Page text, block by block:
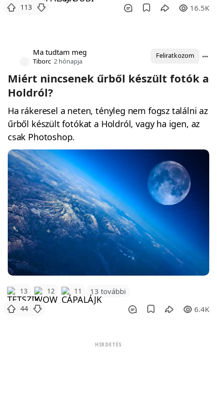
113 16.5K
Ma tudtam meg
Tiborc 2 hónapja
Feliratkozom
Miért nincsenek űrből készült fotók a
Holdról?
Ha rákeresel a neten, tényleg nem fogsz találni az
űrből készült fotókat a Holdról, vagy ha igen, az
csak Photoshop.
13 12 11 13 további
44 6.4K
HIRDETÉS